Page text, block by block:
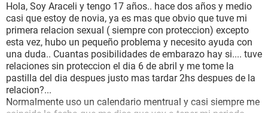
SEXUALIDAD
GLOSARIO
Hola, Soy Araceli y tengo 17 años.. hace dos años y medio
casi que estoy de novia, ya es mas que obvio que tuve mi
primera relacion sexual ( siempre con proteccion) excepto
esta vez, hubo un pequeño problema y necesito ayuda con
una duda.. Cuantas posibilidades de embarazo hay si.... tuve
relaciones sin proteccion el dia 6 de abril y me tome la
pastilla del dia despues justo mas tardar 2hs despues de la
relacion?...
Normalmente uso un calendario mentrual y casi siempre me